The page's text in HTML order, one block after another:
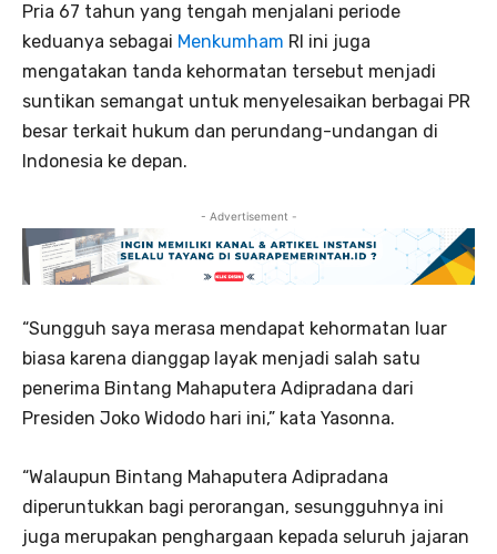
Pria 67 tahun yang tengah menjalani periode
keduanya sebagai Menkumham RI ini juga
mengatakan tanda kehormatan tersebut menjadi
suntikan semangat untuk menyelesaikan berbagai PR
besar terkait hukum dan perundang-undangan di
Indonesia ke depan.
- Advertisement -
“Sungguh saya merasa mendapat kehormatan luar
biasa karena dianggap layak menjadi salah satu
penerima Bintang Mahaputera Adipradana dari
Presiden Joko Widodo hari ini,” kata Yasonna.
“Walaupun Bintang Mahaputera Adipradana
diperuntukkan bagi perorangan, sesungguhnya ini
juga merupakan penghargaan kepada seluruh jajaran